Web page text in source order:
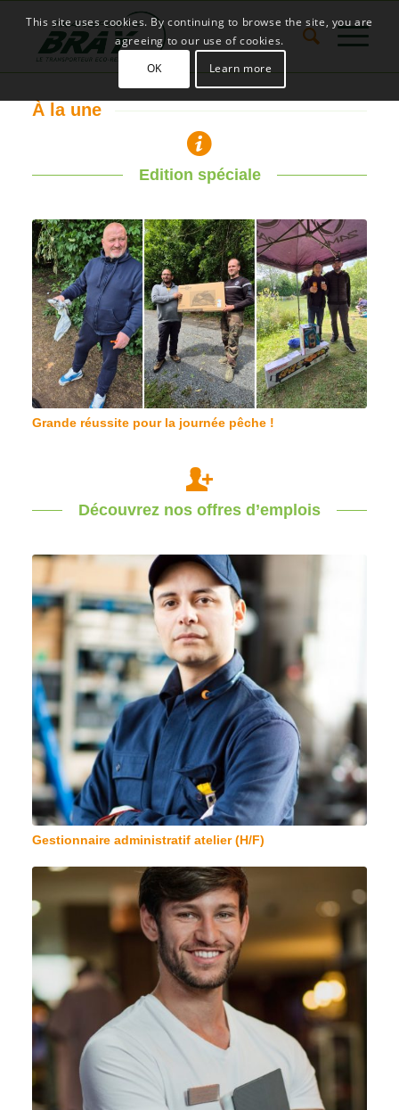
À la une
Edition spéciale
Grande réussite pour la journée pêche !
Découvrez nos offres d’emplois
Gestionnaire administratif atelier (H/F)
This site uses cookies. By continuing to browse the site, you are
agreeing to our use of cookies.
OK
Learn more